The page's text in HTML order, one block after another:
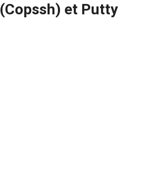
(Copssh) et Putty